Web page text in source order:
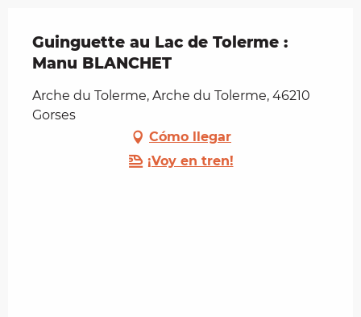
Guinguette au Lac de Tolerme :
Manu BLANCHET
Arche du Tolerme, Arche du Tolerme, 46210
Gorses
Cómo llegar
¡Voy en tren!